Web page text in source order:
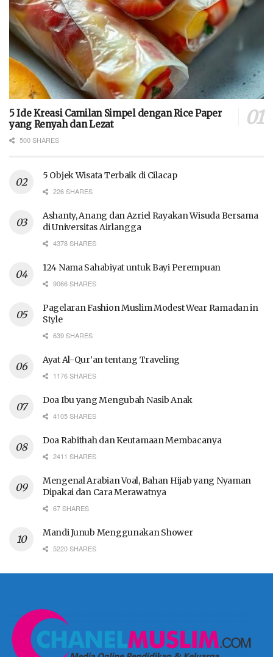
5 Ide Kreasi Camilan Simpel dengan Rice Paper
yang Renyah dan Lezat
500 SHARES
5 Objek Wisata Terbaik di Cilacap
226 SHARES
Ashanty, Anang dan Azriel Rayakan Wisuda Bersama
di Universitas Airlangga
4378 SHARES
124 Nama Sahabiyat untuk Bayi Perempuan
9066 SHARES
Pagelaran Fashion Muslim Modest Wear Ramadan in
Style
639 SHARES
Ayat Al-Qur’an tentang Traveling
1176 SHARES
Doa Ibu yang Mengubah Nasib Anak
4105 SHARES
Doa Rabithah dan Keutamaan Membacanya
2411 SHARES
Mengenal Arabian Voal, Bahan Hijab yang Nyaman
Dipakai dan Cara Merawatnya
67 SHARES
Mandi Junub Menggunakan Shower
5220 SHARES